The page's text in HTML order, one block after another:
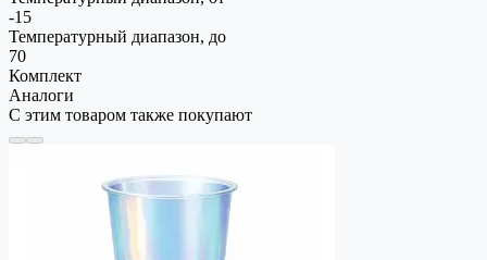
-15
Температурный диапазон, до
70
Комплект
Аналоги
С этим товаром также покупают